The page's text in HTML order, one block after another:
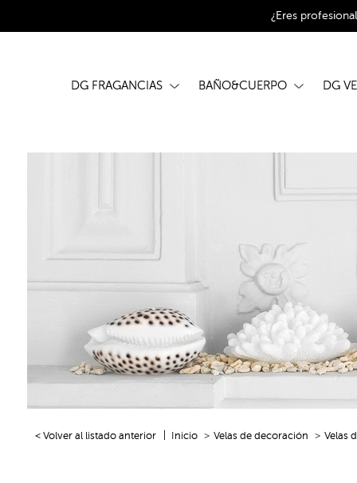
¿Eres
DG FRAGANCIAS BAÑO&CUERPO DG
< Volver al listado anterior Inicio Velas de decoración Velas